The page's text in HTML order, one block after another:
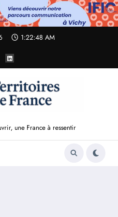
1:22:49 AM
une France à ressentir